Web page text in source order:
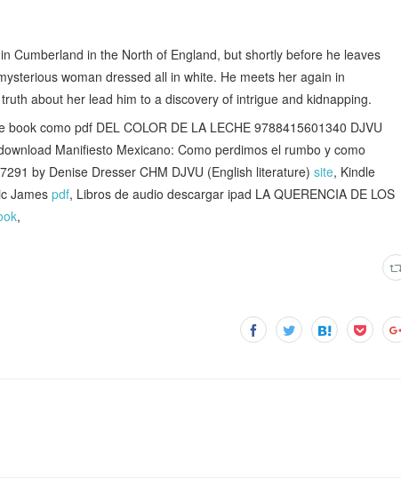
Cumberland in the North of England, but shortly before he leaves
woman dressed all in white. He meets her again in
about her lead him to a discovery of intrigue and kidnapping.
book como pdf DEL COLOR DE LA LECHE 9788415601340 DJVU
Manifiesto Mexicano: Como perdimos el rumbo y como
by Denise Dresser CHM DJVU (English literature) site, Kindle
James pdf, Libros de audio descargar ipad LA QUERENCIA DE LOS
,